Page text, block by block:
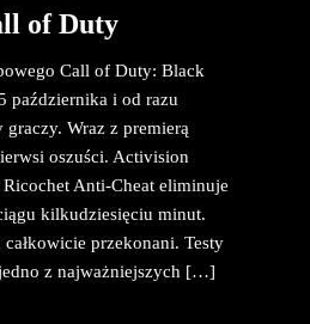
of Duty
Call of Duty: Black
października i od razu
Wraz z premierą
oszuści. Activision
Anti-Cheat eliminuje
kilkudziesięciu minut.
przekonani. Testy
z najważniejszych […]